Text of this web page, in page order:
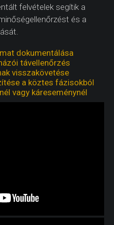
felvételek segítik a
és a
dokumentálása
távellenőrzés
visszakövetése
a köztes fázisokból
vagy káreseménynél